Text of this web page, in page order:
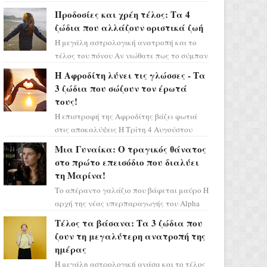
πρέπει τώρα να προετοιμαστο...
Προδοσίες και χρέη τέλος: Τα 4
ζώδια που αλλάζουν οριστικά ζωή
Η μεγάλη αστρολογική ανατροπή και το
τέλος του πόνου Αν νιώθατε πως το σύμπαν
πάρετε μια βαθιά α...
Η Αφροδίτη λύνει τις γλώσσες - Τα
3 ζώδια που σώζουν τον έρωτά
τους!
Η επιστροφή της Αφροδίτης βάζει φωτιά
στις αποκαλύψεις Η Τρίτη 4 Αυγούστου
ορόσημο, καθώς η Αφροδίτη πρ...
Μια Γυναίκα: Ο τραγικός θάνατος
στο πρώτο επεισόδιο που διαλύει
τη Μαρίνα!
Το απέραντο γαλάζιο που βάφεται μαύρο Η
αρχή της νέας υπερπαραγωγής του Alpha
πλημμυρισμένο από...
Τέλος τα βάσανα: Τα 3 ζώδια που
ζουν τη μεγαλύτερη ανατροπή της
ημέρας
Η μεγάλη αστρολογική ανάσα και το τέλος